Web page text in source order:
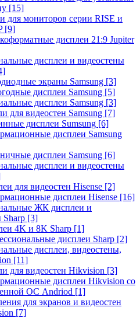
[15]
для мониторов серии RISE и
[9]
дисплеи 21:9 Jupiter
дисплеи и видеостены
экраны Samsung [3]
дисплеи Samsung [5]
дисплеи Samsung [3]
для видеостен Samsung [7]
дисплеи Sumsung [6]
дисплеи Samsung
дисплеи Samsung [6]
дисплеи и видеостены
для видеостен Hisense [2]
дисплеи Hisense [16]
ЖК дисплеи и
Sharp [3]
4K и 8K Sharp [1]
дисплеи Sharp [2]
дисплеи, видеостены,
[11]
для видеостен Hikvision [3]
дисплеи Hikvision со
ОС Andriod [1]
для экранов и видеостен
[7]